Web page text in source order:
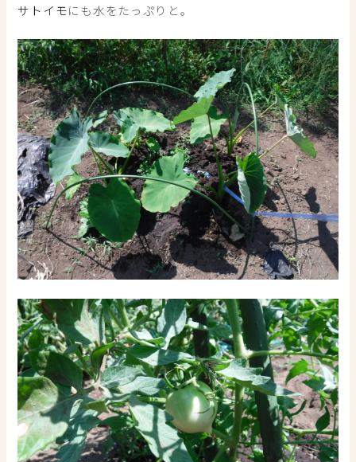
サトイモにも水をたっぷりと。